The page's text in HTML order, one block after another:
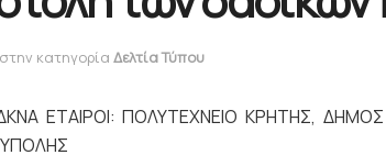
στην κατηγορία Δελτία Τύπου
ΕΤΑΙΡΟΙ: ΠΟΛΥΤΕΧΝΕΙΟ ΚΡΗΤΗΣ,